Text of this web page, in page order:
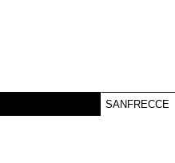
SANFRECCE